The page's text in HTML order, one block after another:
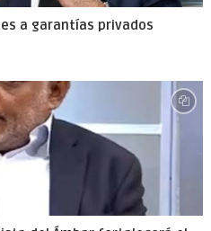
a garantías privados